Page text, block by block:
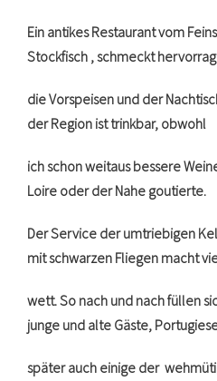
Ein antikes Restaurant vom
Stockfisch , schmeckt
die Vorspeisen und der
der Region ist trinkbar, obwohl
ich schon weitaus bessere
Loire oder der Nahe goutierte.
Der Service der umtriebigen
mit schwarzen Fliegen macht
wett. So nach und nach füllen
junge und alte Gäste,
später auch einige der